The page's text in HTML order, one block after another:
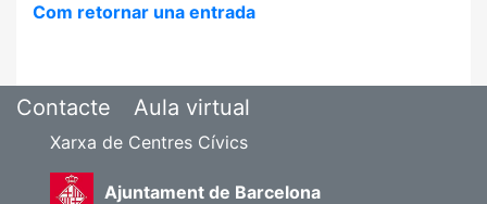
Com retornar una entrada
Contacte Aula virtual
Xarxa de Centres Cívics
Ajuntament de Barcelona